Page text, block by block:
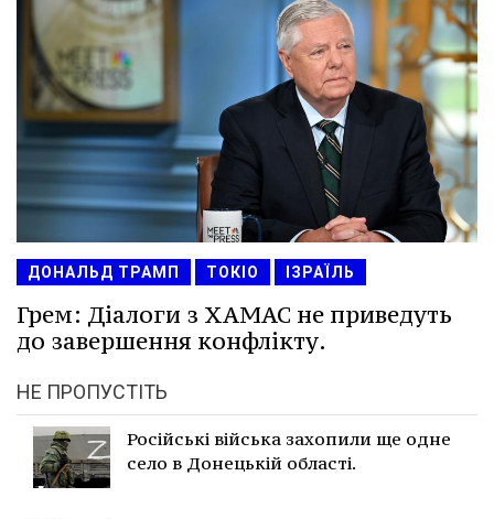
ДОНАЛЬД ТРАМП ТОКІО ІЗРАЇЛЬ
Грем: Діалоги з ХАМАС не приведуть
до завершення конфлікту.
НЕ ПРОПУСТІТЬ
Російські війська захопили ще одне
село в Донецькій області.